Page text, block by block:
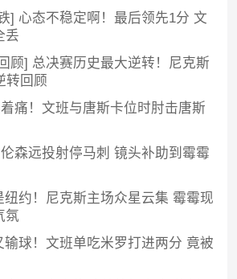
] 心态不稳定啊！最后领先1分 文
丢
顾] 总决赛历史最大逆转！尼克斯
转回顾
痛！文班与唐斯卡位时肘击唐斯
森远投射停马刺 镜头补助到霉霉
纽约！尼克斯主场众星云集 霉霉现
氛
输球！文班单吃米罗打进两分 竟被